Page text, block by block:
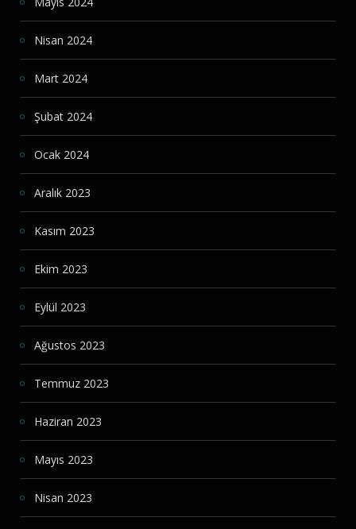
Nisan 2024
Mart 2024
Şubat 2024
Ocak 2024
Aralık 2023
Kasım 2023
Ekim 2023
Eylül 2023
Ağustos 2023
Temmuz 2023
Haziran 2023
Mayıs 2023
Nisan 2023